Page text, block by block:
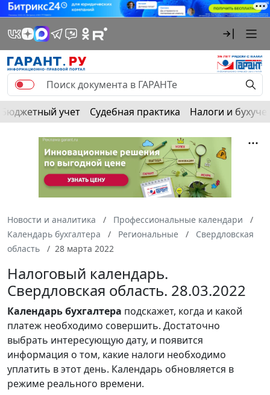
Бюджетный учет Судебная практика Налоги и
Новости и аналитика
Профессиональные календари
Календарь бухгалтера
Региональные
Свердловская
область
28 марта 2022
Налоговый календарь.
Свердловская область. 28.03.2022
Календарьбухгалтера подскажет, когда и какой
платеж необходимо совершить. Достаточно
выбрать интересующую дату, и появится
информация о том, какие налоги необходимо
уплатить в этот день. Календарь обновляется в
режиме реального времени.